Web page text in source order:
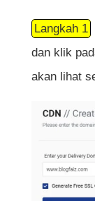
Langkah 1
dan klik
akan lihat